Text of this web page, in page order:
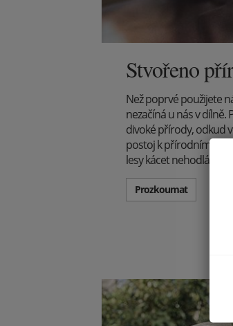
Stvořeno
Než poprvé použijete
nezačíná u nás v
divoké přírody, odkud
postoj k přírodním
lesy kácet nehodláme.
Prozkoumat